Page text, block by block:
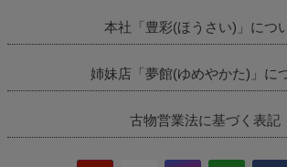
本社「豊彩(ほうさい)」につ
姉妹店「夢館(ゆめやかた)」に
古物営業法に基づく表記